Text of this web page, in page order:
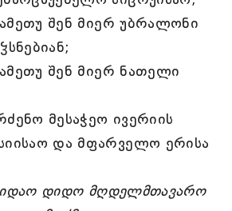
შენ მიერ უბრალონი
შენ მიერ ნათელი
მესაჭეო ივერიის
და მფარველო ერისა
დიდო მღდელმთავარო